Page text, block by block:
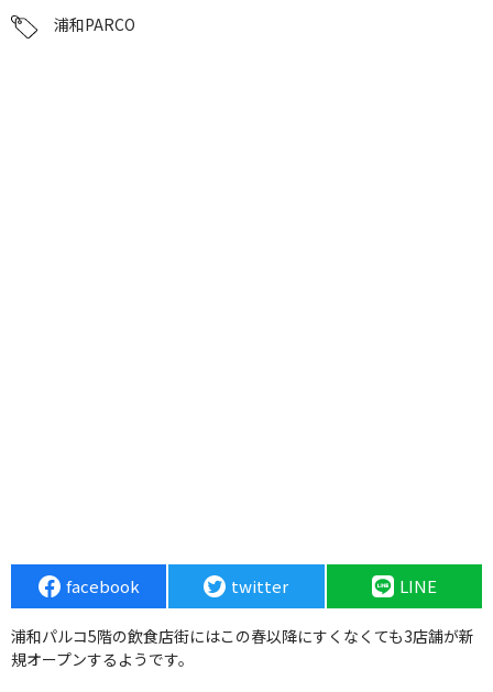
浦和PARCO
facebook twitter LINE
浦和パルコ5階の飲食店街にはこの春以降にすくなくても3店舗が新
規オープンするようです。